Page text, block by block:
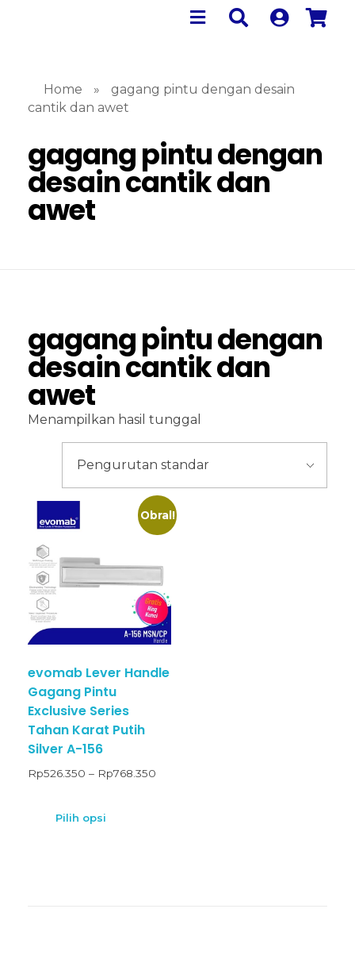
Home »
gagang pintu dengan desain
cantik dan awet
gagang pintu dengan
desain cantik dan
awet
gagang pintu dengan
desain cantik dan
awet
Menampilkan hasil tunggal
Obral!
evomab Lever Handle
Gagang Pintu
Exclusive Series
Tahan Karat Putih
Silver A-156
Rp526.350 – Rp768.350
Pilih opsi